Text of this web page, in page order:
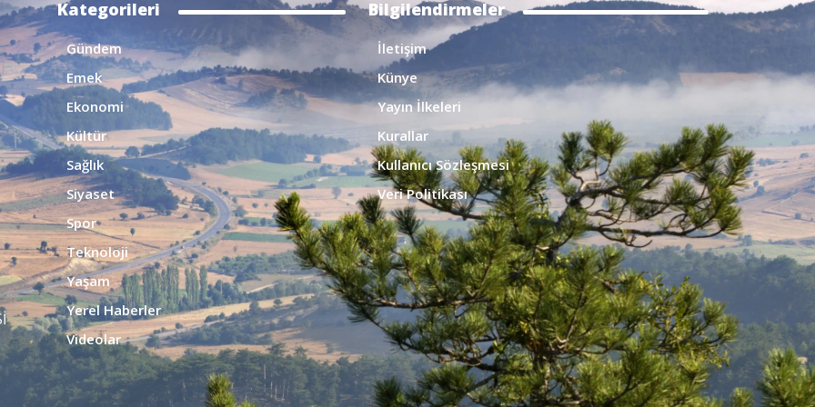
Kategorileri
Gündem
Emek
Ekonomi
Kültür
Sağlık
Siyaset
Spor
Teknoloji
Yaşam
Yerel Haberler
Videolar
Bilgilendirmeler
İletişim
Künye
Yayın İlkeleri
Kurallar
Kullanıcı Sözleşmesi
Veri Politikası